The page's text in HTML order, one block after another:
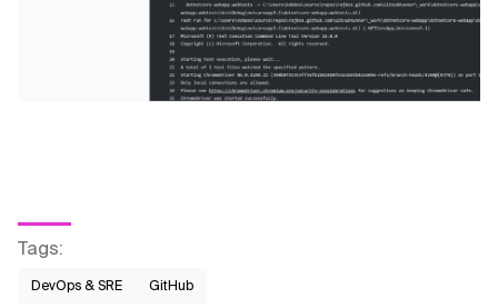
Tags:
DevOps & SRE GitHub